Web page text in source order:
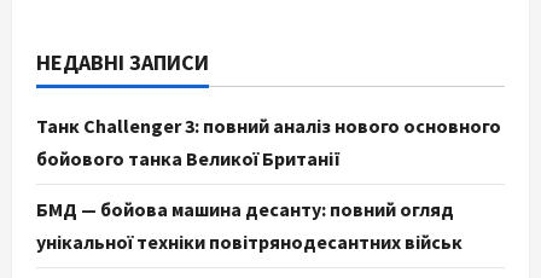
НЕДАВНІ ЗАПИСИ
Танк Challenger 3: повний аналіз нового основного
бойового танка Великої Британії
БМД — бойова машина десанту: повний огляд
унікальної техніки повітрянодесантних військ